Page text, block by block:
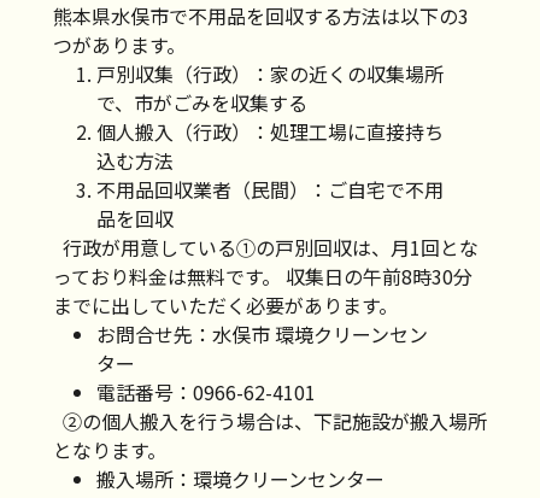
熊本県水俣市で不用品を回収する方法は以下の3
つがあります。
戸別収集（行政）：家の近くの収集場所
で、市がごみを収集する
個人搬入（行政）：処理工場に直接持ち
込む方法
不用品回収業者（民間）：ご自宅で不用
品を回収
行政が用意している①の戸別回収は、月1回とな
っており料金は無料です。 収集日の午前8時30分
までに出していただく必要があります。
お問合せ先：水俣市 環境クリーンセン
ター
電話番号：0966-62-4101
②の個人搬入を行う場合は、下記施設が搬入場所
となります。
搬入場所：環境クリーンセンター